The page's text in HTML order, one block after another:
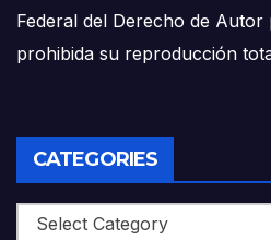
Federal del Derecho de
prohibida su reproducción
CATEGORIES
Categories